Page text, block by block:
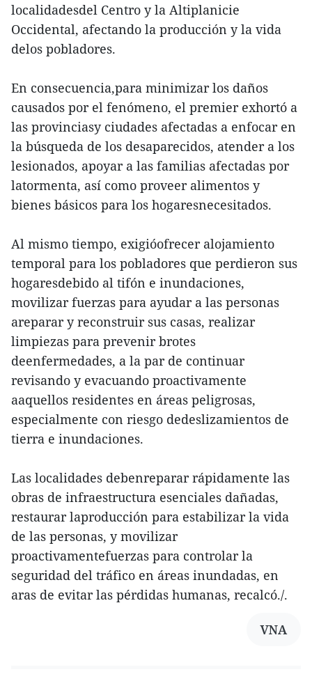
localidadesdel Centro y la Altiplanicie
Occidental, afectando la producción y la vida
delos pobladores.
En consecuencia,para minimizar los daños
causados por el fenómeno, el premier exhortó a
las provinciasy ciudades afectadas a enfocar en
la búsqueda de los desaparecidos, atender a los
lesionados, apoyar a las familias afectadas por
latormenta, así como proveer alimentos y
bienes básicos para los hogaresnecesitados.
Al mismo tiempo, exigióofrecer alojamiento
temporal para los pobladores que perdieron sus
hogaresdebido al tifón e inundaciones,
movilizar fuerzas para ayudar a las personas
areparar y reconstruir sus casas, realizar
limpiezas para prevenir brotes
deenfermedades, a la par de continuar
revisando y evacuando proactivamente
aaquellos residentes en áreas peligrosas,
especialmente con riesgo dedeslizamientos de
tierra e inundaciones.
Las localidades debenreparar rápidamente las
obras de infraestructura esenciales dañadas,
restaurar laproducción para estabilizar la vida
de las personas, y movilizar
proactivamentefuerzas para controlar la
seguridad del tráfico en áreas inundadas, en
aras de evitar las pérdidas humanas, recalcó./.
VNA